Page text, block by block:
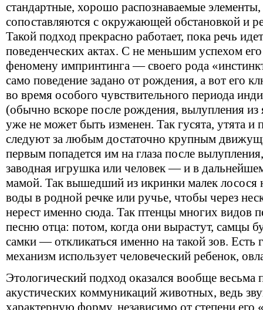
стандартные, хорошо распознаваемые элементы,
сопоставляются с окружающей обстановкой и
Такой подход прекрасно работает, пока речь
поведенческих актах. С не меньшим успехом
феномену импринтинга — своего рода
само поведение задано от рождения, а вот его
во время особого чувствительного периода
(обычно вскоре после рождения, вылупления
уже не может быть изменен. Так гусята, утята и
следуют за любым достаточно крупным
первым попадется им на глаза после
заводная игрушка или человек — и в
мамой. Так вышедший из икринки малек лосося
воды в родной речке или ручье, чтобы через
нерест именно сюда. Так птенцы многих видов
песню отца: потом, когда они вырастут, самцы
самки — откликаться именно на такой зов. Есть
механизм использует человеческий ребенок,
Этологический подход оказался вообще весьма
акустических коммуникаций животных, ведь
характерную форму, независимо от степени